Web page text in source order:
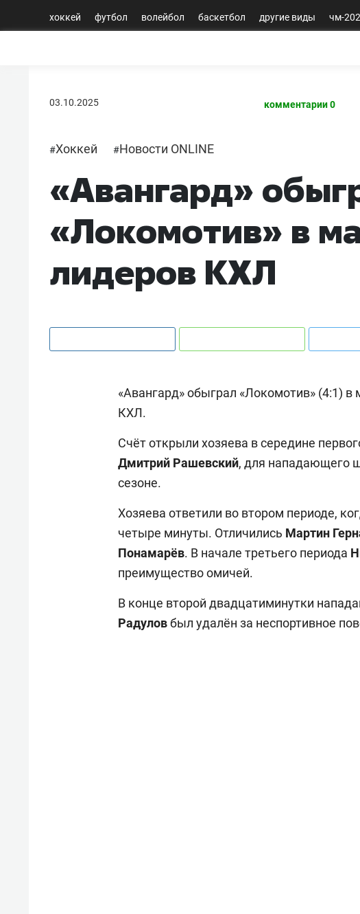
хоккей футбол волейбол баскетбол другие виды чм-
03.10.2025 комментарии 0
#Хоккей #Новости ONLINE
«Авангард»
«Локомотив» в
лидеров КХЛ
«Авангард» обыграл «Локомотив» (4:1) в
КХЛ.
Счёт открыли хозяева в середине
Дмитрий Рашевский, для нападающего
сезоне.
Хозяева ответили во втором периоде,
четыре минуты. Отличились Мартин
Понамарёв. В начале третьего периода
преимущество омичей.
В конце второй двадцатиминутки
Радуловбыл удалён за неспортивное